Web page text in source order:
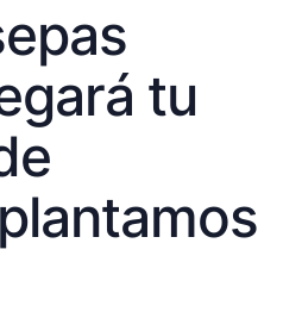
tu